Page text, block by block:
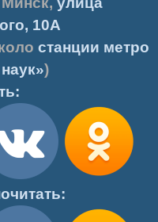
10А
станции метро
)